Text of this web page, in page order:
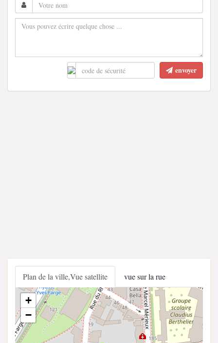
envoyer
Plan de la ville,Vue satellite vue sur la rue
+
−